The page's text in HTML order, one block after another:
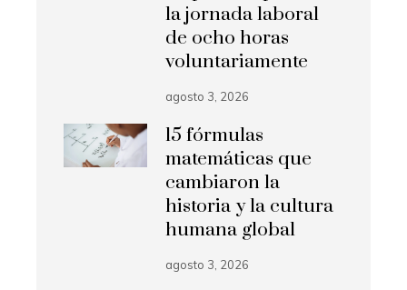
la jornada laboral
de ocho horas
voluntariamente
agosto 3, 2026
15 fórmulas
matemáticas que
cambiaron la
historia y la cultura
humana global
agosto 3, 2026